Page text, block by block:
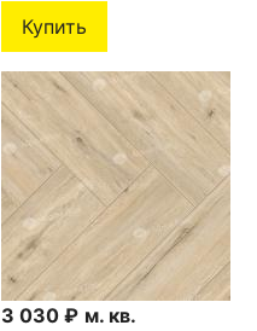
Купить
3 030 ₽ м. кв.